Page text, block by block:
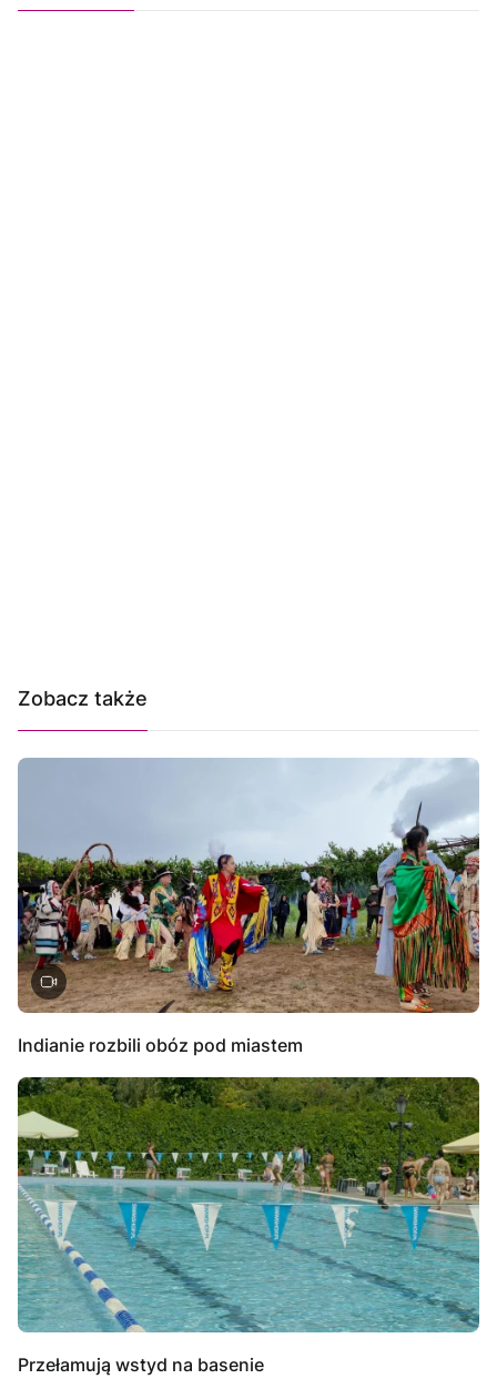
Zobacz także
Indianie rozbili obóz pod miastem
Przełamują wstyd na basenie